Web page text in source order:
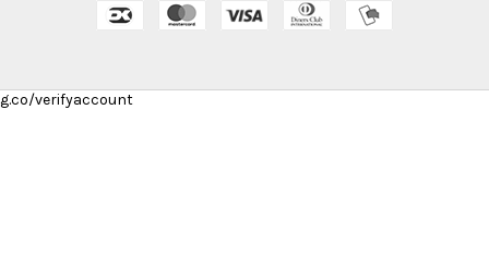
g.co/verifyaccount